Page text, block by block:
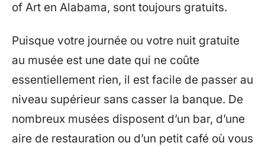
of Art en Alabama, sont toujours gratuits.
Puisque votre journée ou votre nuit gratuite
au musée est une date qui ne coûte
essentiellement rien, il est facile de passer au
niveau supérieur sans casser la banque. De
nombreux musées disposent d’un bar, d’une
aire de restauration ou d’un petit café où vous